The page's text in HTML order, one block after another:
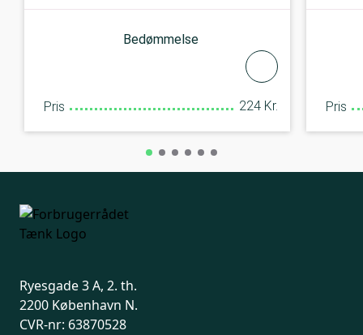
Bedømmelse
Pris 224 Kr. Pris
Ryesgade 3 A, 2. th.
2200 København N.
CVR-nr: 63870528